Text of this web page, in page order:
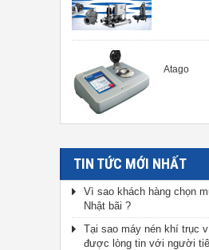
Atago
TIN TỨC MỚI NHẤT
Vì sao khách hàng chọn
Nhật bãi ?
Tại sao máy nén khí trục
được lòng tin với người